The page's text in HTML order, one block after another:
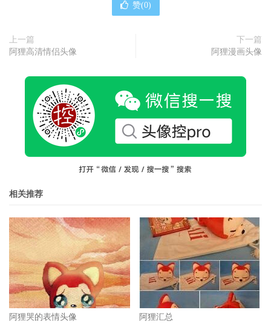
赞(0)
上一篇
阿狸高清情侣头像
下一篇
阿狸漫画头像
相关推荐
阿狸哭的表情头像 阿狸汇总